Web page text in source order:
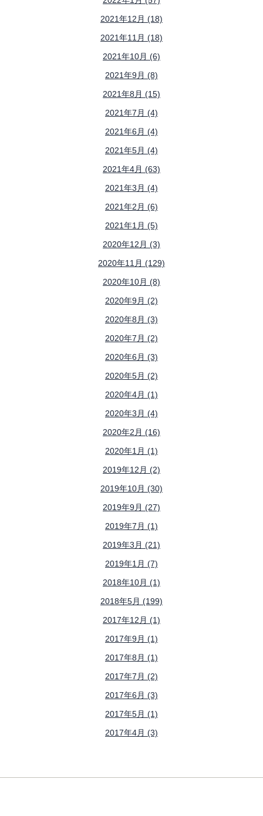
2021年12月 (18)
2021年11月 (18)
2021年10月 (6)
2021年9月 (8)
2021年8月 (15)
2021年7月 (4)
2021年6月 (4)
2021年5月 (4)
2021年4月 (63)
2021年3月 (4)
2021年2月 (6)
2021年1月 (5)
2020年12月 (3)
2020年11月 (129)
2020年10月 (8)
2020年9月 (2)
2020年8月 (3)
2020年7月 (2)
2020年6月 (3)
2020年5月 (2)
2020年4月 (1)
2020年3月 (4)
2020年2月 (16)
2020年1月 (1)
2019年12月 (2)
2019年10月 (30)
2019年9月 (27)
2019年7月 (1)
2019年3月 (21)
2019年1月 (7)
2018年10月 (1)
2018年5月 (199)
2017年12月 (1)
2017年9月 (1)
2017年8月 (1)
2017年7月 (2)
2017年6月 (3)
2017年5月 (1)
2017年4月 (3)